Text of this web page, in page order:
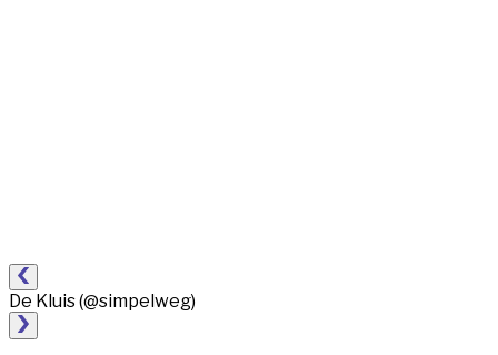
De Kluis (@simpelweg)